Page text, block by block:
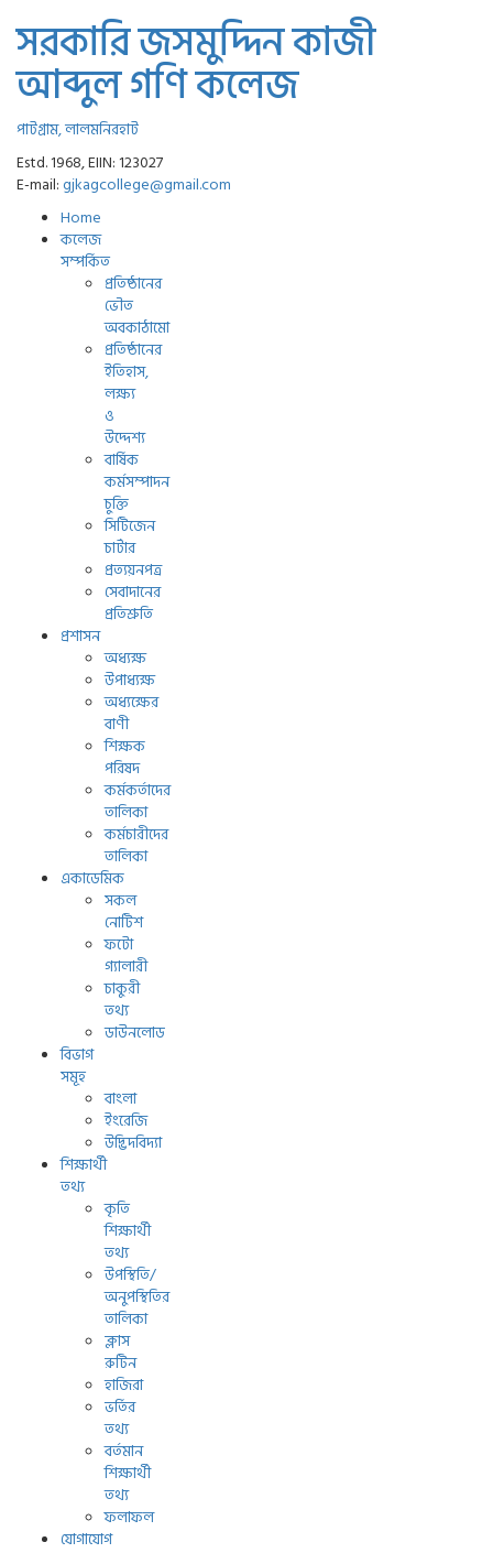
সরকারি জসমুদ্দিন কাজী
আব্দুল গণি কলেজ
পাটগ্রাম, লালমনিরহাট
Estd. 1968, EIIN: 123027
E-mail:gjkagcollege@gmail.com
Home
কলেজ
সম্পর্কিত
প্রতিষ্ঠানের
ভৌত
অবকাঠামো
প্রতিষ্ঠানের
ইতিহাস,
লক্ষ্য
ও
উদ্দেশ্য
বার্ষিক
কর্মসম্পাদন
চুক্তি
সিটিজেন
চার্টার
প্রত্যয়নপত্র
সেবাদানের
প্রতিশ্রুতি
প্রশাসন
অধ্যক্ষ
উপাধ্যক্ষ
অধ্যক্ষের
বাণী
শিক্ষক
পরিষদ
কর্মকর্তাদের
তালিকা
কর্মচারীদের
তালিকা
একাডেমিক
সকল
নোটিশ
ফটো
গ্যালারী
চাকুরী
তথ্য
ডাউনলোড
বিভাগ
সমূহ
বাংলা
ইংরেজি
উদ্ভিদবিদ্যা
শিক্ষার্থী
তথ্য
কৃতি
শিক্ষার্থী
তথ্য
উপস্থিতি/
অনুপস্থিতির
তালিকা
ক্লাস
রুটিন
হাজিরা
ভর্তির
তথ্য
বর্তমান
শিক্ষার্থী
তথ্য
ফলাফল
যোগাযোগ